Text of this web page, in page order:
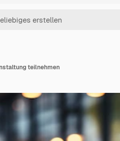
teilnehmen